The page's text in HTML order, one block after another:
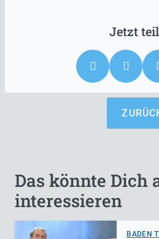
Das könnte Dich
interessieren
BADEN